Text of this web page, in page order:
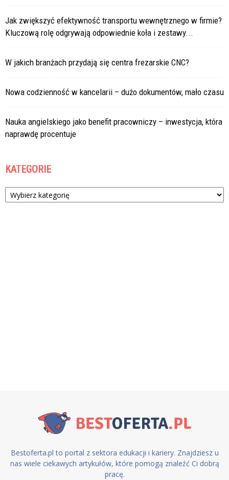
Jak zwiększyć efektywność transportu wewnętrznego w firmie?
Kluczową rolę odgrywają odpowiednie koła i zestawy...
W jakich branżach przydają się centra frezarskie CNC?
Nowa codzienność w kancelarii – dużo dokumentów, mało czasu
Nauka angielskiego jako benefit pracowniczy – inwestycja, która
naprawdę procentuje
KATEGORIE
Kategorie
Bestoferta.pl to portal z sektora edukacji i kariery. Znajdziesz u
nas wiele ciekawych artykułów, które pomogą znaleźć Ci dobrą
pracę.